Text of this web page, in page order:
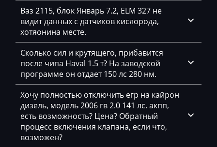
Grove
Groz
Hafei
Haima
Hamm
Hatz
Haval
Hawtai
Ваз 2115, блок Январь 7.2, ELM 327 не
видит данных с датчиков кислорода,
хотяонина месте.
Сколько сил и крутящего, прибавится
после чипа Haval 1.5 т? На заводской
программе он отдает 150 лс 280 нм.
Хочу полностью отключить егр на кайрон
дизель, модель 2006 гв 2.0 141 лс. акпп,
есть возможность? Цена? Обратный
процесс включения клапана, если что,
возможен?